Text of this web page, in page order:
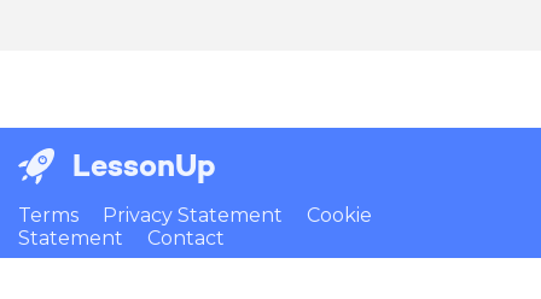
LessonUp
Terms Privacy Statement
Cookie
Statement
Contact